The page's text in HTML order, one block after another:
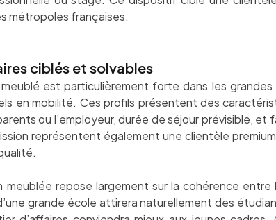
métropoles françaises.
ciblés et solvables
est particulièrement forte dans les
en mobilité. Ces profils présentent des
ou l’employeur, durée de séjour prévisible,
représentent également une clientèle
meublée repose largement sur la cohérence
grande école attirera naturellement des